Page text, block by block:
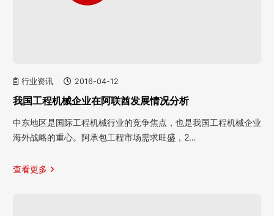
行业资讯 2016-04-12
我国工程机械企业在阿联酋发展情况分析
中东地区是国际工程机械行业的竞争焦点，也是我国工程机械企业
海外战略的重心。阿承包工程市场需求旺盛，2…
查看更多